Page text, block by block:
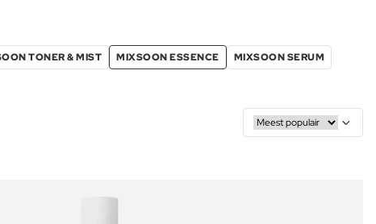
TONER & MIST MIXSOON ESSENCE MIXSOON SERUM